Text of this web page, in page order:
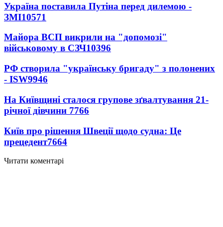
Україна поставила Путіна перед дилемою -
ЗМІ10571
Майора ВСП викрили на "допомозі"
військовому в СЗЧ10396
РФ створила "українську бригаду" з полонених
- ISW9946
На Київщині сталося групове зґвалтування 21-
річної дівчини 7766
Київ про рішення Швеції щодо судна: Це
прецедент7664
Читати коментарі